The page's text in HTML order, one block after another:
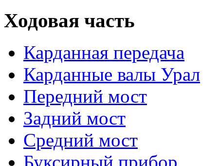
Ходовая часть
Карданная передача
Карданные валы Урал
Передний мост
Задний мост
Средний мост
Буксирный прибор